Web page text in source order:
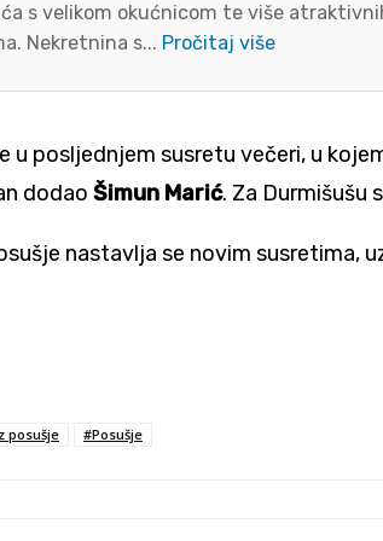
s velikom okućnicom te više
Nekretnina s... Pročitaj više
u posljednjem susretu večeri, u
dodao Šimun Marić. Za Durmišušu
nastavlja se novim
posušje #Posušje